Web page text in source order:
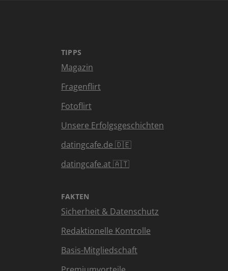
TIPPS
Magazin
Fragenflirt
Fotoflirt
Unsere Erfolgsgeschichten
datingcafe.de 🇩🇪
datingcafe.at 🇦🇹
FAKTEN
Sicherheit & Datenschutz
Redaktionelle Kontrolle
Basis-Mitgliedschaft